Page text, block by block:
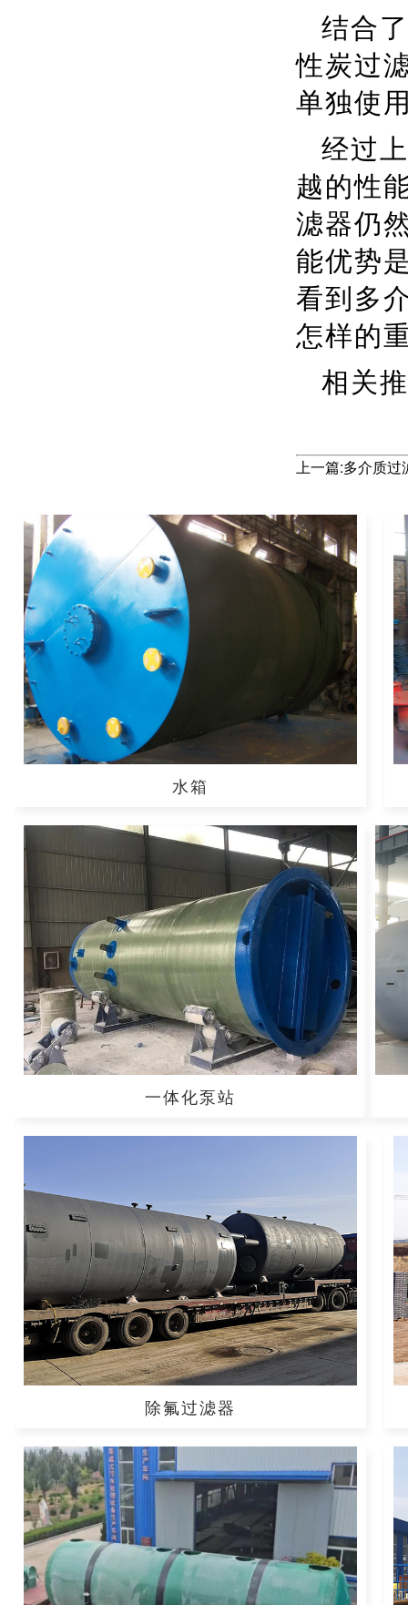
结合
性炭过
单独使
经过
越的性
滤器仍
能优势
看到多
怎样的
相关
上一篇:多介质过
水箱
一体化泵站
除氟过滤器